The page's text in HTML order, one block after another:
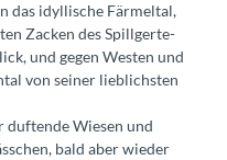
das idyllische Färmeltal,
Zacken des Spillgerte-
und gegen Westen und
von seiner lieblichsten
duftende Wiesen und
bald aber wieder